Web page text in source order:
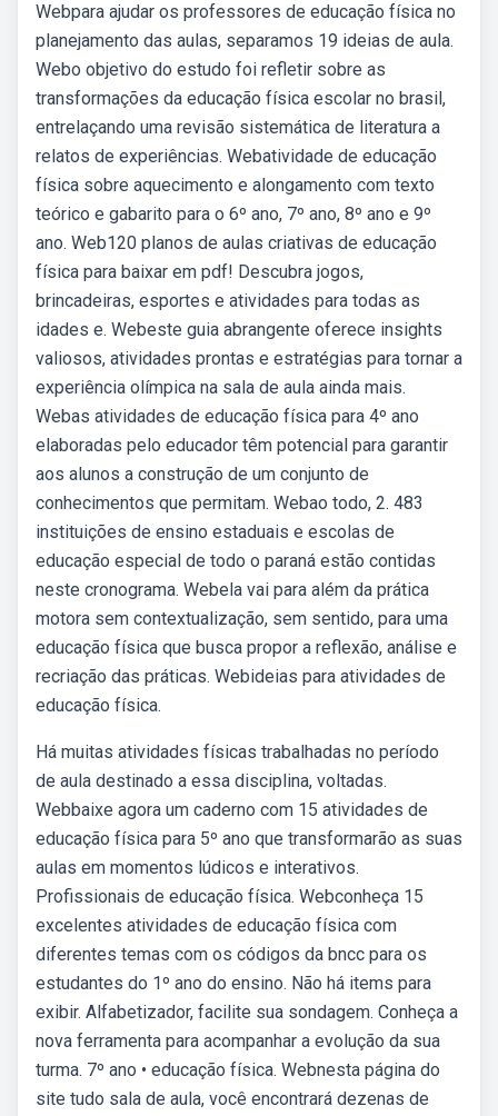
Webpara ajudar os professores de educação física no
planejamento das aulas, separamos 19 ideias de aula.
Webo objetivo do estudo foi refletir sobre as
transformações da educação física escolar no brasil,
entrelaçando uma revisão sistemática de literatura a
relatos de experiências. Webatividade de educação
física sobre aquecimento e alongamento com texto
teórico e gabarito para o 6º ano, 7º ano, 8º ano e 9º
ano. Web120 planos de aulas criativas de educação
física para baixar em pdf! Descubra jogos,
brincadeiras, esportes e atividades para todas as
idades e. Webeste guia abrangente oferece insights
valiosos, atividades prontas e estratégias para tornar a
experiência olímpica na sala de aula ainda mais.
Webas atividades de educação física para 4º ano
elaboradas pelo educador têm potencial para garantir
aos alunos a construção de um conjunto de
conhecimentos que permitam. Webao todo, 2. 483
instituições de ensino estaduais e escolas de
educação especial de todo o paraná estão contidas
neste cronograma. Webela vai para além da prática
motora sem contextualização, sem sentido, para uma
educação física que busca propor a reflexão, análise e
recriação das práticas. Webideias para atividades de
educação física.
Há muitas atividades físicas trabalhadas no período
de aula destinado a essa disciplina, voltadas.
Webbaixe agora um caderno com 15 atividades de
educação física para 5º ano que transformarão as suas
aulas em momentos lúdicos e interativos.
Profissionais de educação física. Webconheça 15
excelentes atividades de educação física com
diferentes temas com os códigos da bncc para os
estudantes do 1º ano do ensino. Não há items para
exibir. Alfabetizador, facilite sua sondagem. Conheça a
nova ferramenta para acompanhar a evolução da sua
turma. 7º ano • educação física. Webnesta página do
site tudo sala de aula, você encontrará dezenas de